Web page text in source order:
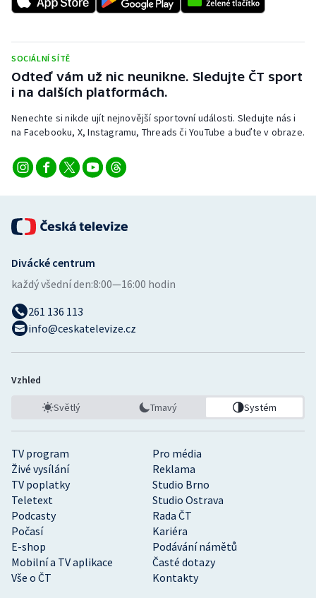
SOCIÁLNÍ SÍTĚ
Odteď vám už nic neunikne. Sledujte ČT sport
i na dalších platformách.
Nenechte si nikde ujít nejnovější sportovní události. Sledujte nás i
na Facebooku, X, Instagramu, Threads či YouTube a buďte v obraze.
TV program
Pro média
Živé vysílání
Reklama
TV poplatky
Studio Brno
Teletext
Studio Ostrava
Podcasty
Rada ČT
Počasí
Kariéra
E-shop
Podávání námětů
Mobilní a TV aplikace
Časté dotazy
Vše o ČT
Kontakty
Divácké centrum
každý všední den:8:00—16:00 hodin
261 136 113
info@ceskatelevize.cz
Vzhled
Světlý Tmavý Systém